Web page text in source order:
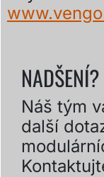
NADŠENÍ?
Náš tým
další